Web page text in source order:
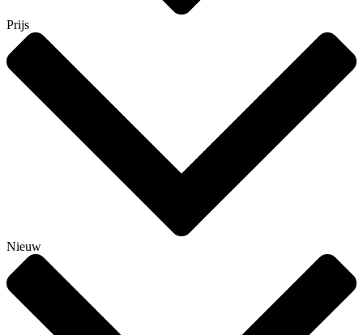
Prijs
Nieuw